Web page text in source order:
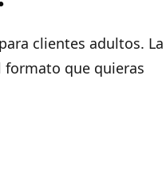
clientes adultos. La
formato que quieras